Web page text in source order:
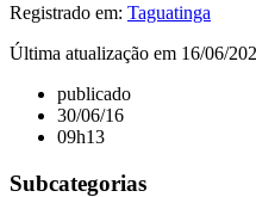
Registrado em: Taguatinga
Última atualização em 16/06/
publicado
30/06/16
09h13
Subcategorias